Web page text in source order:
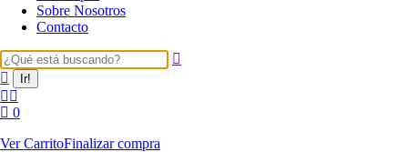
Sobre Nosotros
Contacto
0
Ver CarritoFinalizar compra